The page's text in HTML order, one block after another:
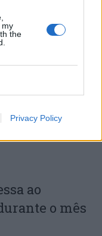
my
the
Privacy Policy
aproxima
ao
o mês